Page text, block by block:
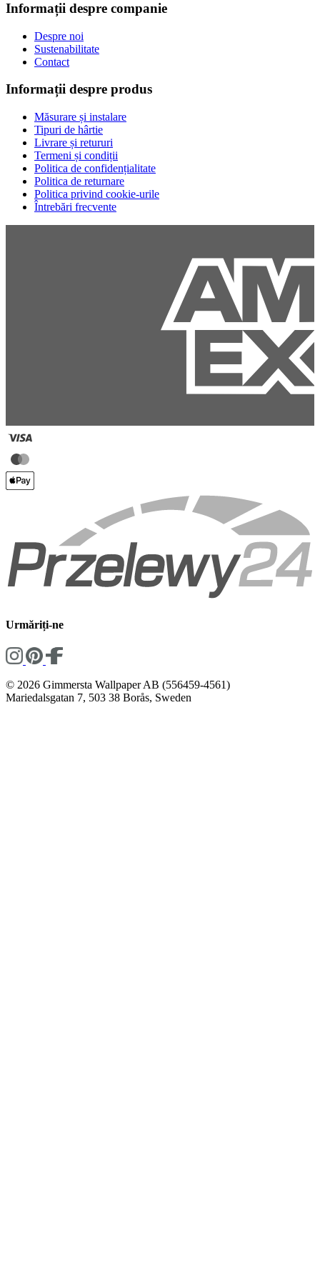
Informații despre companie
Despre noi
Sustenabilitate
Contact
Informații despre produs
Măsurare și instalare
Tipuri de hârtie
Livrare și retururi
Termeni și condiții
Politica de confidențialitate
Politica de returnare
Politica privind cookie-urile
Întrebări frecvente
Urmăriți-ne
© 2026 Gimmersta Wallpaper AB (556459-4561)
Mariedalsgatan 7, 503 38 Borås, Sweden